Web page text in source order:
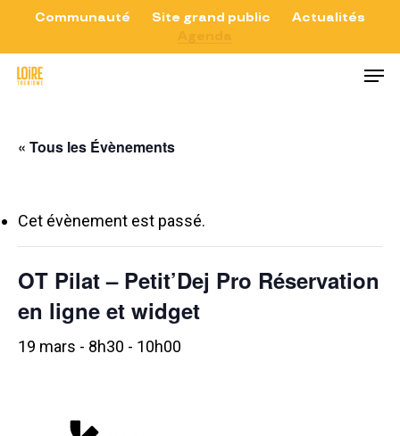
main
Communauté Site grand public
Actualités
« Tous les Évènements
Cet évènement est passé.
OT Pilat – Petit’Dej Pro Réservation
en ligne et widget
19 mars - 8h30 - 10h00
Close
Menu